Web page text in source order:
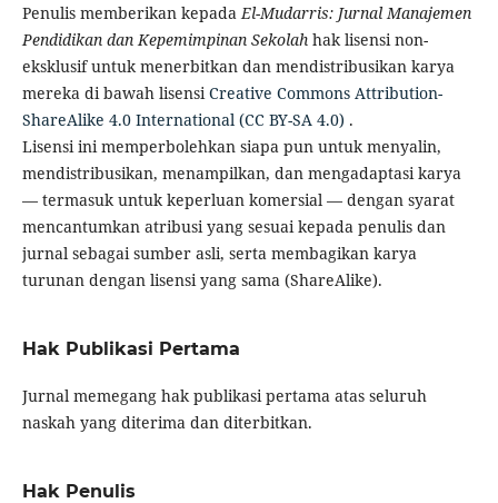
Penulis memberikan kepadaEl-Mudarris: Jurnal Manajemen
Pendidikan dan Kepemimpinan Sekolahhak lisensi non-
eksklusif untuk menerbitkan dan mendistribusikan karya
mereka di bawah lisensiCreative Commons Attribution-
ShareAlike 4.0 International (CC BY-SA 4.0) .
Lisensi ini memperbolehkan siapa pun untuk menyalin,
mendistribusikan, menampilkan, dan mengadaptasi karya
— termasuk untuk keperluan komersial — dengan syarat
mencantumkan atribusi yang sesuai kepada penulis dan
jurnal sebagai sumber asli, serta membagikan karya
turunan dengan lisensi yang sama (ShareAlike).
Hak Publikasi Pertama
Jurnal memegang hak publikasi pertama atas seluruh
naskah yang diterima dan diterbitkan.
Hak Penulis